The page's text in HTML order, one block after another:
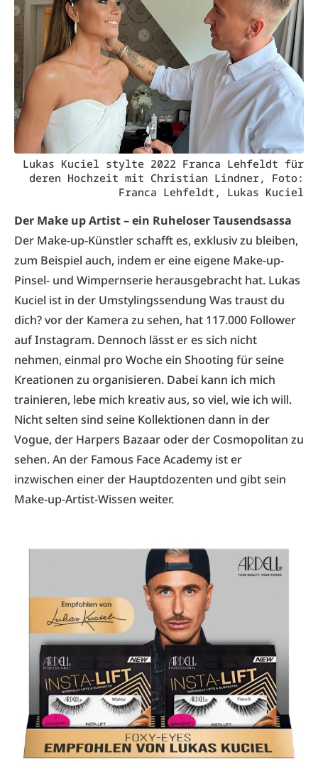
Lukas Kuciel stylte 2022 Franca Lehfeldt für
deren Hochzeit mit Christian Lindner, Foto:
Franca Lehfeldt, Lukas Kuciel
Der Make up Artist – ein Ruheloser Tausendsassa
Der Make-up-Künstler schafft es, exklusiv zu bleiben,
zum Beispiel auch, indem er eine eigene Make-up-
Pinsel- und Wimpernserie herausgebracht hat. Lukas
Kuciel ist in der Umstylingssendung Was traust du
dich? vor der Kamera zu sehen, hat 117.000 Follower
auf Instagram. Dennoch lässt er es sich nicht
nehmen, einmal pro Woche ein Shooting für seine
Kreationen zu organisieren. Dabei kann ich mich
trainieren, lebe mich kreativ aus, so viel, wie ich will.
Nicht selten sind seine Kollektionen dann in der
Vogue, der Harpers Bazaar oder der Cosmopolitan zu
sehen. An der Famous Face Academy ist er
inzwischen einer der Hauptdozenten und gibt sein
Make-up-Artist-Wissen weiter.